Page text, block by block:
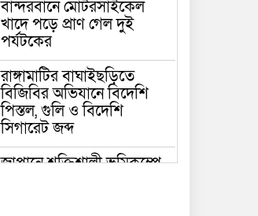
বান্দরবানে মোটরসাইকেল
খাদে পড়ে প্রাণ গেল দুই
পর্যটকের
রাঙ্গামাটির বাঘাইছড়িতে
বিজিবির অভিযানে বিদেশি
পিস্তল, গুলি ও বিদেশি
সিগারেট জব্দ
জাপানে শক্তিশালী ভূমিকম্পে